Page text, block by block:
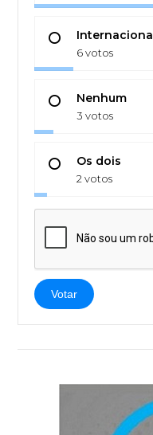
Internacional
6 votos
Nenhum
3 votos
Os dois
2 votos
Votar